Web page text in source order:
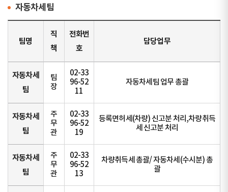
자동차세팀
팀명
직
책
전화번
호
담당업무
자동차세
팀
팀
장
02-33
96-52
11
자동차세팀 업무 총괄
자동차세
팀
주
무
관
02-33
96-52
19
등록면허세(차량) 신고분 처리,차량취득
세 신고분 처리
자동차세
팀
주
무
관
02-33
96-52
13
차량취득세 총괄/ 자동차세(수시분) 총
괄